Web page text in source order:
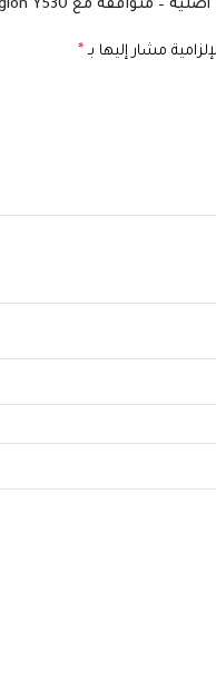
مشار إليها بـ *